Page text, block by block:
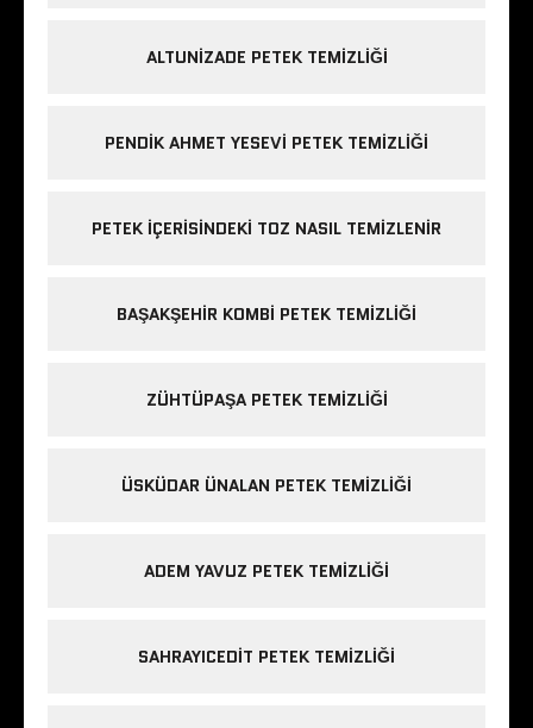
ALTUNIZADE PETEK TEMIZLIĞI
PENDIK AHMET YESEVI PETEK TEMIZLIĞI
PETEK IÇERISINDEKI TOZ NASIL TEMIZLENIR
BAŞAKŞEHIR KOMBI PETEK TEMIZLIĞI
ZÜHTÜPAŞA PETEK TEMIZLIĞI
ÜSKÜDAR ÜNALAN PETEK TEMIZLIĞI
ADEM YAVUZ PETEK TEMIZLIĞI
SAHRAYICEDIT PETEK TEMIZLIĞI